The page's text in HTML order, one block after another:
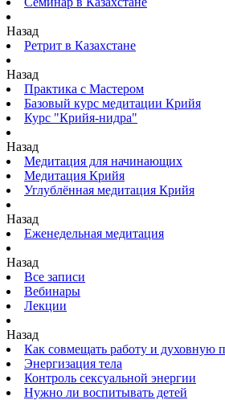
Назад
Ретрит в Казахстане
Назад
Практика с Мастером
Базовый курс медитации Крийя
Курс "Крийя-нидра"
Назад
Медитация для начинающих
Медитация Крийя
Углублённая медитация Крийя
Назад
Еженедельная медитация
Назад
Все записи
Вебинары
Лекции
Назад
Как совмещать работу и духовную
Энергизация тела
Контроль сексуальной энергии
Нужно ли воспитывать детей